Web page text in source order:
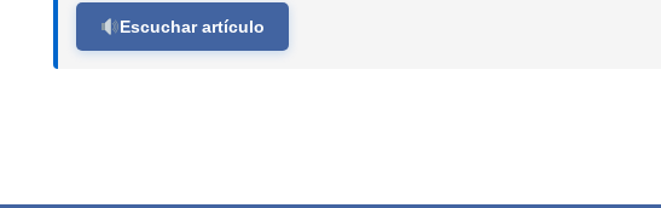
Escuchar artículo